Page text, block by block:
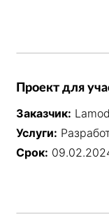
Проект для
Заказчик:
Услуги:
Срок: